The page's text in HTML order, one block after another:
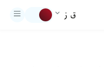
ق ز